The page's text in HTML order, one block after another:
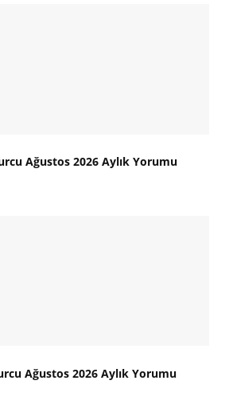
Ağustos 2026 Aylık Yorumu
Ağustos 2026 Aylık Yorumu